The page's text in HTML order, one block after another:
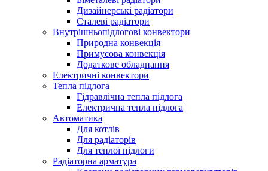
Дизайнерські радіатори
Сталеві радіатори
Внутрішньопідлогові конвектори
Природна конвекція
Примусова конвекція
Додаткове обладнання
Електричні конвектори
Тепла підлога
Гідравлічна тепла підлога
Електрична тепла підлога
Автоматика
Для котлів
Для радіаторів
Для теплої підлоги
Радіаторна арматура